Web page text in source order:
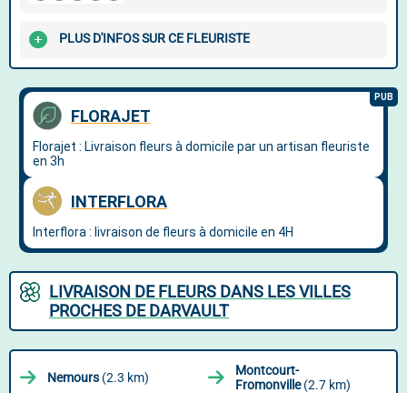
PLUS D'INFOS SUR CE FLEURISTE
LIVRAISON DE FLEURS DANS LES VILLES
PROCHES DE DARVAULT
Nemours (2.3 km)
Montcourt-
Fromonville(2.7 km)